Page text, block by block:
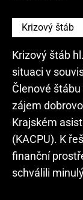
Krizový štáb
Krizový štáb
situaci v
Členové
zájem
Krajském
(KACPU). K
finanční
schválili